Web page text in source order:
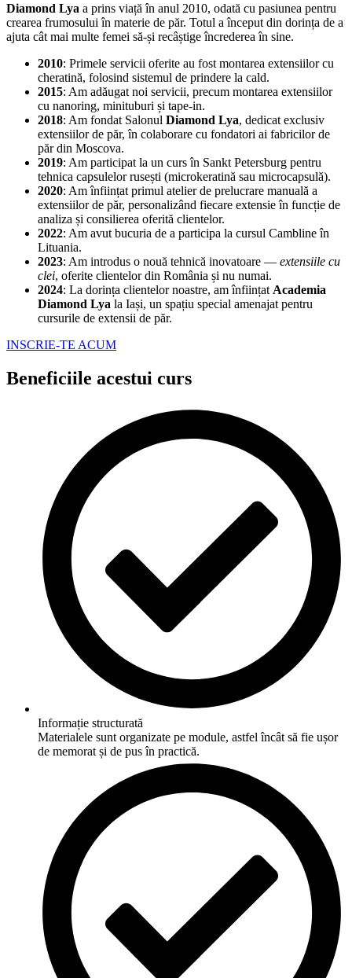
Diamond Lya a prins viață în anul 2010, odată cu pasiunea pentru
crearea frumosului în materie de păr. Totul a început din dorința de a
ajuta cât mai multe femei să-și recâștige încrederea în sine.
2010: Primele servicii oferite au fost montarea extensiilor cu
cheratină, folosind sistemul de prindere la cald.
2015: Am adăugat noi servicii, precum montarea extensiilor
cu nanoring, minituburi și tape-in.
2018: Am fondat Salonul Diamond Lya, dedicat exclusiv
extensiilor de păr, în colaborare cu fondatori ai fabricilor de
păr din Moscova.
2019: Am participat la un curs în Sankt Petersburg pentru
tehnica capsulelor rusești (microkeratină sau microcapsulă).
2020: Am înființat primul atelier de prelucrare manuală a
extensiilor de păr, personalizând fiecare extensie în funcție de
analiza și consilierea oferită clientelor.
2022: Am avut bucuria de a participa la cursul Cambline în
Lituania.
2023: Am introdus o nouă tehnică inovatoare — extensiile cu
clei, oferite clientelor din România și nu numai.
2024: La dorința clientelor noastre, am înființat Academia
Diamond Lya la Iași, un spațiu special amenajat pentru
cursurile de extensii de păr.
INSCRIE-TE ACUM
Beneficiile acestui curs
Informație structurată
Materialele sunt organizate pe module, astfel încât să fie ușor
de memorat și de pus în practică.